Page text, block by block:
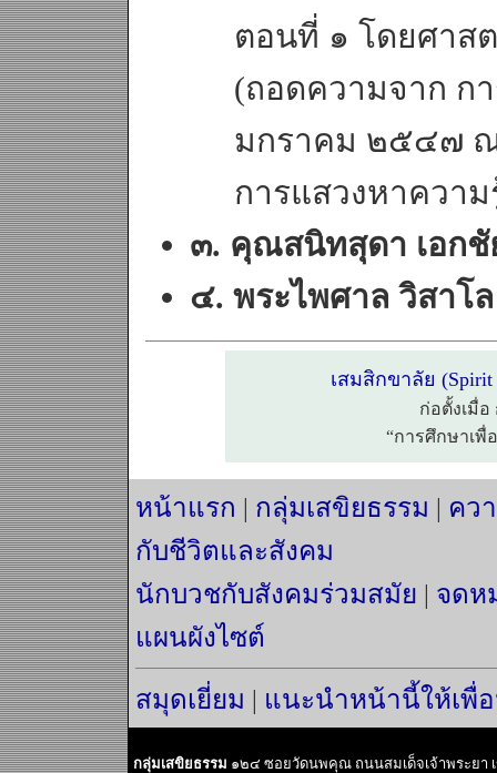
ตอนที่ ๑ โดยศาส
(ถอดความจาก ก
มกราคม ๒๕๔๗
การแสวงหาควา
๓. คุณสนิทสุดา เอกชั
๔. พระไพศาล วิสาโล
เสมสิกขาลัย (Spirit
ก่อตั้งเมื่
“การศึกษาเพื่
หน้าแรก | กลุ่มเสขิยธรรม | คว
กับชีวิตและสังคม
นักบวชกับสังคมร่วมสมัย | จดห
แผนผังไซต์
สมุดเยี่ยม | แนะนำหน้านี้ให้เพื่
กลุ่มเสขิยธรรม ๑๒๔ ซอยวัดนพคุณ ถนนสมเด็จเจ้าพระยา